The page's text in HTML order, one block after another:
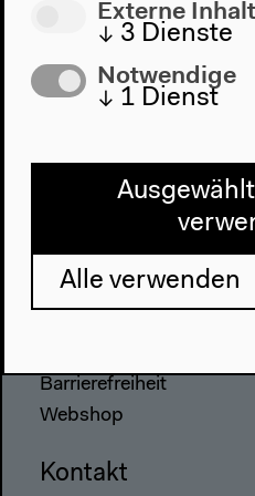
Das Neue Alphabet
Das Anthropozän am
Haus
Über uns
Geschichte
Besuch
Barrierefreiheit
Webshop
Kontakt
Externe
↓ 3 Dienste
Notwendige
↓ 1 Dienst
Alle verwenden